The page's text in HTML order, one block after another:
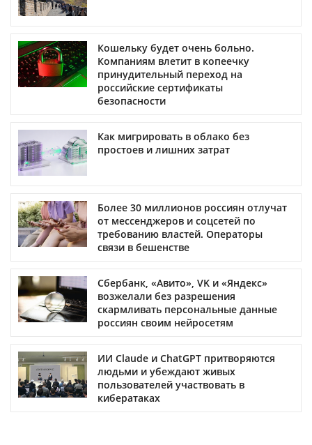
Кошельку будет очень больно.
Компаниям влетит в копеечку
принудительный переход на
российские сертификаты
безопасности
Как мигрировать в облако без
простоев и лишних затрат
Более 30 миллионов россиян отлучат
от мессенджеров и соцсетей по
требованию властей. Операторы
связи в бешенстве
Сбербанк, «Авито», VK и «Яндекс»
возжелали без разрешения
скармливать персональные данные
россиян своим нейросетям
ИИ Claude и ChatGPT притворяются
людьми и убеждают живых
пользователей участвовать в
кибератаках